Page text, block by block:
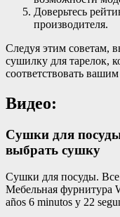
Доверьтесь
производителя.
Следуя этим советам,
сушилку для тарелок,
соответствовать
Видео:
Сушки для
выбрать сушку
Сушки для посуды.
Мебельная фурнитура
años 6 minutos y 22